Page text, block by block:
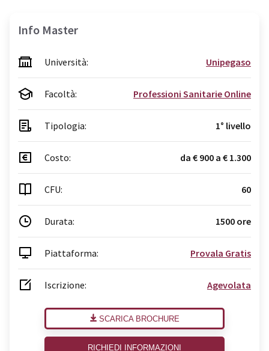
Info Master
Università: Unipegaso
Facoltà: Professioni Sanitarie Online
Tipologia: 1° livello
Costo: da € 900 a € 1.300
CFU: 60
Durata: 1500 ore
Piattaforma: Provala Gratis
Iscrizione: Agevolata
SCARICA BROCHURE
RICHIEDI INFORMAZIONI